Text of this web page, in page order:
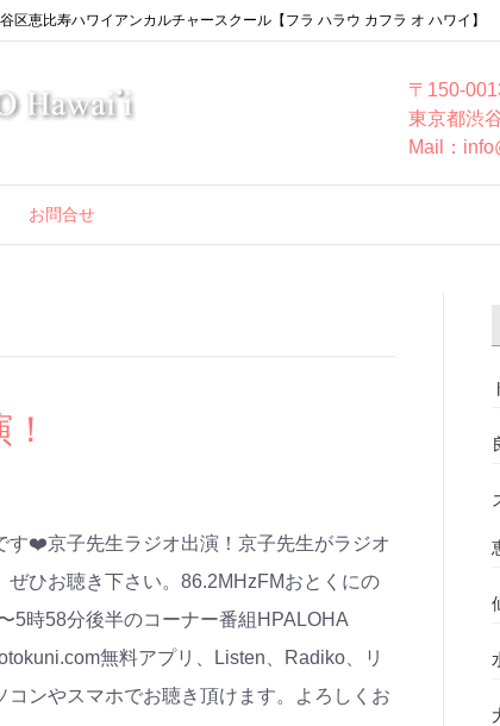
区恵比寿ハワイアンカルチャースクール【フラ ハラウ カフラ オ ハワイ】
〒150-
東京都渋
Mail：
お問合せ
す❤️京子先生ラジオ出演！京子先生がラジオ
ひお聴き下さい。86.2MHzFMおとくにの
5時58分後半のコーナー番組HPALOHA
無料アプリ、Listen、Radiko、リ
ンやスマホでお聴き頂けます。よろしくお